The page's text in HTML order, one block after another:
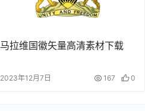
马拉维国徽矢量高清素材下载
2023年12月7日 167 0